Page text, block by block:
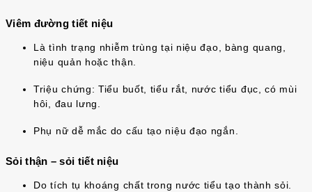
Viêm đường tiết niệu
Là tình trạng nhiễm trùng tại niệu đạo, bàng quang,
niệu quản hoặc thận.
Triệu chứng: Tiểu buốt, tiểu rắt, nước tiểu đục, có mùi
hôi, đau lưng.
Phụ nữ dễ mắc do cấu tạo niệu đạo ngắn.
Sỏi thận – sỏi tiết niệu
Do tích tụ khoáng chất trong nước tiểu tạo thành sỏi.